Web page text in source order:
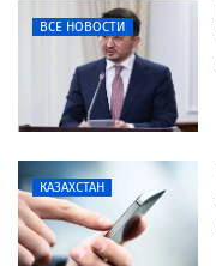
ВСЕ НОВОСТИ
КАЗАХСТАН